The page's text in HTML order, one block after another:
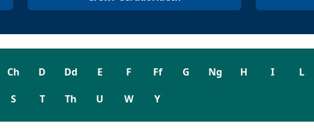
Ch D Dd E F Ff G Ng H I L
S T Th U W Y